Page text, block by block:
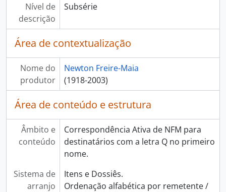
[Série] B - Bancas
[Série] EV - Eventos
[Série] F - Formação e Titulação
[Série] FE - Filiação à entidades
[Série] PE - Pesquisa
[Série] P - Prêmio, Homenagens e Títulos
[Série] PI - Produção Intelectual
[Série] OB - Objetos
Nível de
descrição
Subsérie
Área de contextualização
Nome do
produtor
Newton Freire-Maia
(1918-2003)
Área de conteúdo e estrutura
Âmbito e
conteúdo
Correspondência Ativa de NFM para
destinatários com a letra Q no primeiro
nome.
Sistema de
arranjo
Itens e Dossiês.
Ordenação alfabética por remetente /